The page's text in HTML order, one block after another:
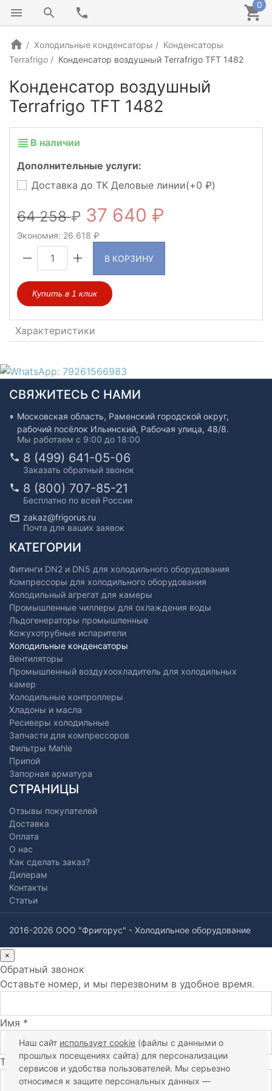
0
Холодильные конденсаторы
Конденсаторы
Terrafrigo
Конденсатор воздушный Terrafrigo TFT 1482
Конденсатор воздушный
Terrafrigo TFT 1482
NEW!
В наличии
Дополнительные услуги:
Доставка до ТК Деловые линии(+0 )
64 258 37 640
Экономия: 26 618
В КОРЗИНУ
Купить в 1 клик
Характеристики
СВЯЖИТЕСЬ С НАМИ
Московская область, Раменский городской округ,
рабочий посёлок Ильинский, Рабочая улица, 48/8.
Мы работаем с 9:00 до 18:00
8 (499) 641-05-06
Заказать обратный звонок
8 (800) 707-85-21
Бесплатно по всей России
zakaz@frigorus.ru
Почта для ваших заявок
КАТЕГОРИИ
Фитинги DN2 и DN5 для холодильного оборудования
Компрессоры для холодильного оборудования
Холодильный агрегат для камеры
Промышленные чиллеры для охлаждения воды
Льдогенераторы промышленные
Кожухотрубные испарители
Холодильные конденсаторы
Вентиляторы
Промышленный воздухоохладитель для холодильных
камер
Холодильные контроллеры
Хладоны и масла
Ресиверы холодильные
Запчасти для компрессоров
Фильтры Mahle
Припой
Запорная арматура
СТРАНИЦЫ
Отзывы покупателей
Доставка
Оплата
О нас
Как сделать заказ?
Дилерам
Контакты
Статьи
2016-2026 ООО "Фригорус" - Холодильное оборудование
Наш сайт использует cookie (файлы с данными о
прошлых посещениях сайта) для персонализации
сервисов и удобства пользователей. Мы серьезно
относимся к защите персональных данных —
×
Обратный звонок
Оставьте номер, и мы перезвоним в удобное время.
Имя *
Телефон * Комментарий